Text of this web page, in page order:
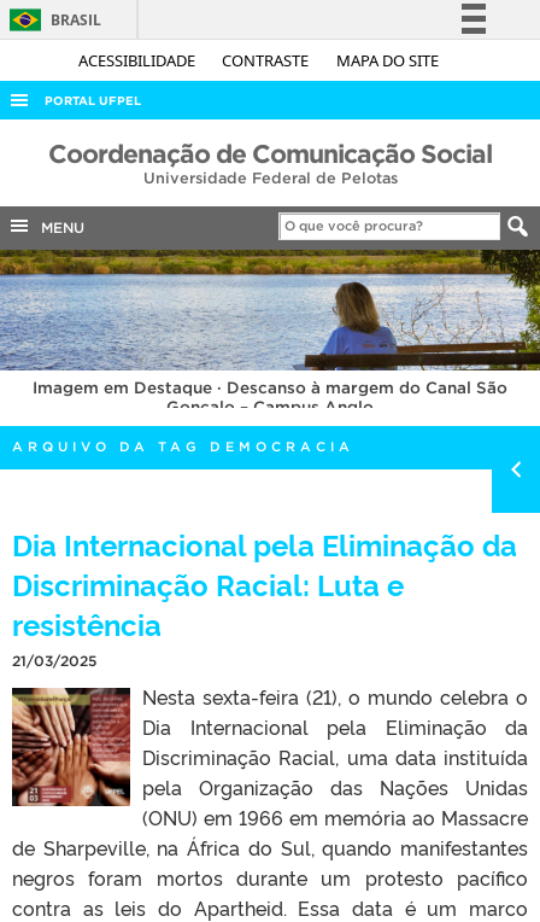
ACESSIBILIDADE CONTRASTE MAPA DO SITE
BRASIL
Simplifique!
Acesso à informação
Legislação
Canais
PORTAL UFPEL
ACESSO À INFORMAÇÃO
COBALTO
CONCURSOS
EDITAIS
INTERNACIONAL
OUVIDORIA
PORTARIAS
TELEFONES
Coordenação de Comunicação Social
Universidade Federal de Pelotas
MENU
Imagem em Destaque · Descanso à margem do Canal São
Gonçalo – Campus Anglo
ARQUIVO DA TAG DEMOCRACIA
Dia Internacional pela Eliminação da
Discriminação Racial: Luta e
resistência
21/03/2025
Nesta sexta-feira (21), o mundo celebra o
Dia Internacional pela Eliminação da
Discriminação Racial, uma data instituída
pela Organização das Nações Unidas
(ONU) em 1966 em memória ao Massacre
de Sharpeville, na África do Sul, quando manifestantes
negros foram mortos durante um protesto pacífico
contra as leis do Apartheid. Essa data é um marco